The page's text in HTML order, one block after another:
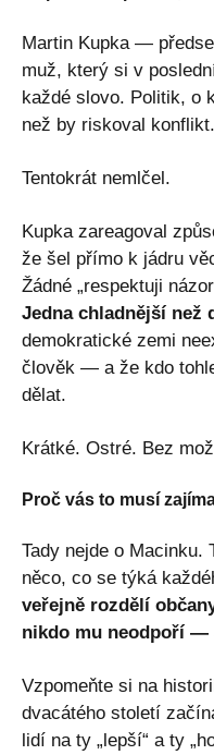
Martin Kupka —
muž, který si v
každé slovo. Politik, o
než by riskoval konflikt.
Tentokrát nemlčel.
Kupka zareagoval
že šel přímo k jádru
Žádné „respektuji
Jedna chladnější než
demokratické zemi
člověk — a že kdo
dělat.
Krátké. Ostré. Bez
Proč vás to musí
Tady nejde o Macinku.
něco, co se týká
veřejně rozdělí
nikdo mu neodpoří —
Vzpomeňte si na
dvacátého století
lidí na ty „lepší“ a ty